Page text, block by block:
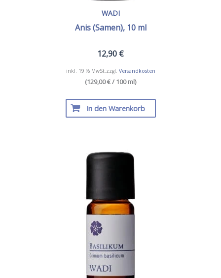
WADI
Anis (Samen), 10 ml
12,90 €
inkl. 19 % MwSt. zzgl. Versandkosten
(129,00 € / 100 ml)
In den Warenkorb